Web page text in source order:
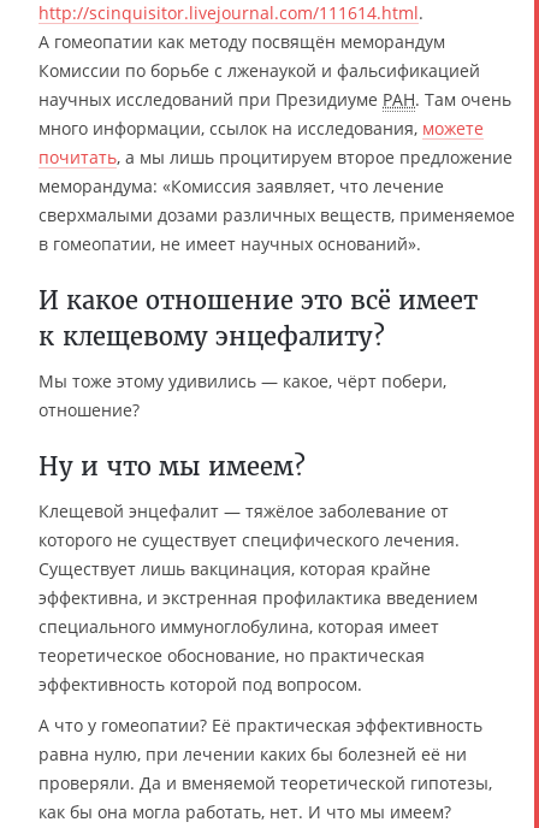
http://scinquisitor.livejournal.com/111614.html.
А гомеопатии как методу посвящён меморандум
Комиссии по борьбе с лженаукой и фальсификацией
научных исследований при Президиуме РАН. Там очень
много информации, ссылок на исследования, можете
почитать, а мы лишь процитируем второе предложение
меморандума: «Комиссия заявляет, что лечение
сверхмалыми дозами различных веществ, применяемое
в гомеопатии, не имеет научных оснований».
И какое отношение это всё имеет
к клещевому энцефалиту?
Мы тоже этому удивились — какое, чёрт побери,
отношение?
Ну и что мы имеем?
Клещевой энцефалит — тяжёлое заболевание от
которого не существует специфического лечения.
Существует лишь вакцинация, которая крайне
эффективна, и экстренная профилактика введением
специального иммуноглобулина, которая имеет
теоретическое обоснование, но практическая
эффективность которой под вопросом.
А что у гомеопатии? Её практическая эффективность
равна нулю, при лечении каких бы болезней её ни
проверяли. Да и вменяемой теоретической гипотезы,
как бы она могла работать, нет. И что мы имеем?